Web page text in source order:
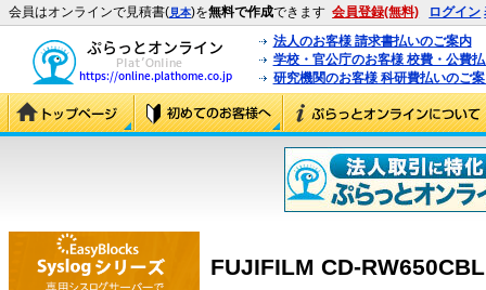
会員はオンラインで見積書(見本)を無料で作成できます 会員登録(無料) ログイン
法人のお客様 請求書払いのご案内
学校・官公庁のお客様 校費・公費
研究機関のお客様 科研費払いのご
FUJIFILM CD-